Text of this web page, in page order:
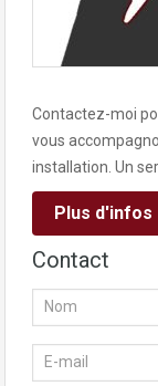
Contactez-moi
vous
installation. Un
Plus d'infos
Contact